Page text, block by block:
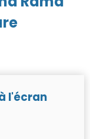
l'écran